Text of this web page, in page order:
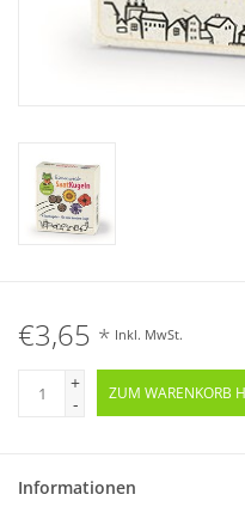
€3,65 * Inkl. MwSt.
+
-
ZUM WARENKORB
Informationen